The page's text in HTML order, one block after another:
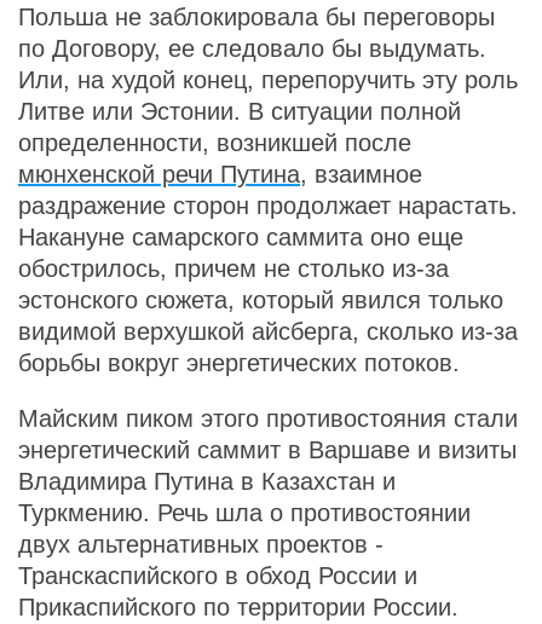
Польша не заблокировала бы переговоры
по Договору, ее следовало бы выдумать.
Или, на худой конец, перепоручить эту роль
Литве или Эстонии. В ситуации полной
определенности, возникшей после
мюнхенской речи Путина, взаимное
раздражение сторон продолжает нарастать.
Накануне самарского саммита оно еще
обострилось, причем не столько из-за
эстонского сюжета, который явился только
видимой верхушкой айсберга, сколько из-за
борьбы вокруг энергетических потоков.
Майским пиком этого противостояния стали
энергетический саммит в Варшаве и визиты
Владимира Путина в Казахстан и
Туркмению. Речь шла о противостоянии
двух альтернативных проектов -
Транскаспийского в обход России и
Прикаспийского по территории России.